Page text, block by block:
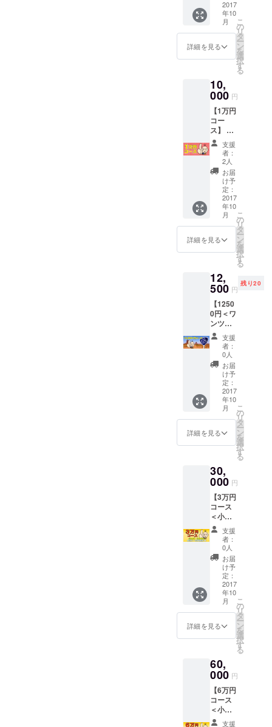
31日ま
で＞ ◆
古河の
七福カ
レーめ
円分
（500円
券
×2）：
有効期
間2018
年3月30
日まで
＞※古河
市内七
福カ
レー提
供の飲
食店の
み有効
化粧箱
なし＞
×5食 ◆
地カ
レー家
間2017
年12月
で＞
＜希望
者のみ
＞ ◆七
福カ
レーめ
ん×ゆき
スタン
プ＜ご
希望の
方は七
福カ
レーア
カウン
トに友
達登録
が必要
＞ ◆七
福カ
レー＜
化粧箱
なし＞
×7食 ◆
地カ
有効期
間2017
31日ま
で＞ ◆
七福カ
レーめ
ん特製
デザイ
ン バン
ダナ×1
2017
年10
月
詳細を見る
こ
の
リ
タ
ー
ン
を
選
択
す
る
10,
000 円
【1万円
コー
ス】 ◆
感謝の
メール
◆SNS
にお名
前掲載
＜希望
者のみ
＞ ◆七
福カ
レーめ
ん×ゆき
とのく
プ＜ご
希望の
方は七
福カ
レーア
カウン
トに友
達登録
が必要
＞ ◆七
福カ
レー＜
化粧箱
入り＞
×12食
◆地カ
レー家
間2017
年12月
で＞ ◆
商品
ページ
に販売
店名・
リンク
掲載
支援
者：
2人
お届
け予
定：
2017
年10
月
詳細を見る
こ
の
リ
タ
ー
ン
を
選
択
す
る
12,
500 円
残り20
【1250
0円＜ワ
ンツー
ファイ
ブコー
ス＞】
（古河
市在住
または
近隣の
方にオ
スス
メ） ◆
感謝の
メール
前掲載
＜希望
者のみ
＞ ◆七
福カ
レーめ
ん×ゆき
とのく
んLINE
スタン
プ＜ご
希望の
方は七
福カ
レーア
カウン
トに友
福カ
レー＜
入り＞
×15食
◆地カ
レー家
支援
者：
0人
お届
け予
定：
2017
年10
月
詳細を見る
こ
の
リ
タ
ー
ン
を
選
択
す
る
30,
000 円
【3万円
コース
＜小売
店舗・
法人様
向け
＞】 ◆
感謝の
メール
◆SNS
にお名
前掲載
＜希望
者のみ
＞ ◆七
ん×ゆき
とのく
んLINE
スタン
プ＜ご
希望の
方は七
支援
者：
0人
お届
け予
定：
2017
年10
月
詳細を見る
こ
の
リ
タ
ー
ン
を
選
択
す
る
60,
000 円
【6万円
コース
＜小売
店舗・
支援